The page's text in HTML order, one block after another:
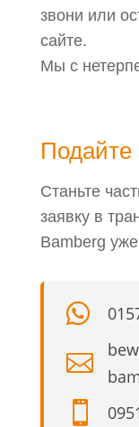
звони или
сайте.
Мы с
Подайте
Станьте
заявку в
Bamberg


